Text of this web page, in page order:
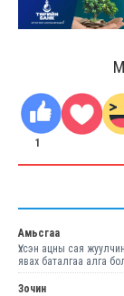
1
Амьсгаа
Үхсэн ацны сая
явах баталгаа алга
Зочин